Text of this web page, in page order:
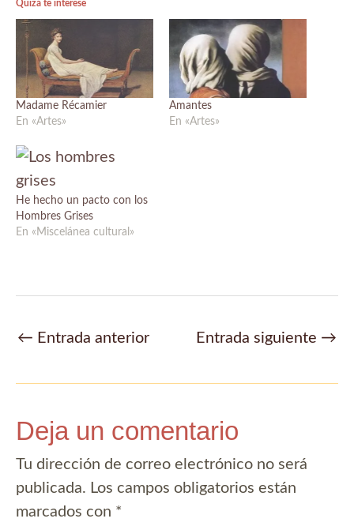
Quizá te interese
Madame Récamier
En «Artes»
Amantes
En «Artes»
He hecho un pacto con los
Hombres Grises
En «Miscelánea cultural»
Navegación
← Entrada anterior Entrada siguiente →
Deja un comentario
Tu dirección de correo electrónico no será
publicada. Los campos obligatorios están
marcados con *